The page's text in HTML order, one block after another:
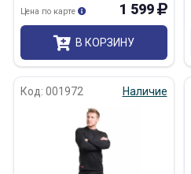
1 599
Цена по карте
В КОРЗИНУ
Код: 001972 Наличие